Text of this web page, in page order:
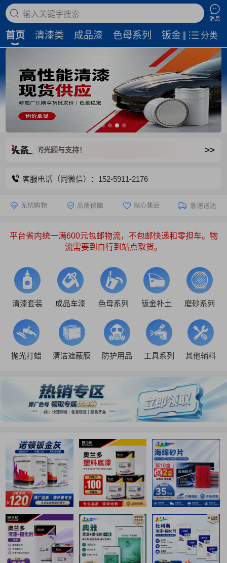
搜索商品
消息
首页 清漆类 成品漆 色母系列 钣金补土 磨
分类
爱出色
>>
客服电话（同微信）：152-5911-2176
平台省内统一满600元包邮物流，不包邮快递和零担车。物
流需要到自行到站点取货。
清漆套装 成品车漆 色母系列 钣金补土 磨砂系列
抛光打蜡 清洁遮蔽膜 防护用品 工具系列 其他辅料